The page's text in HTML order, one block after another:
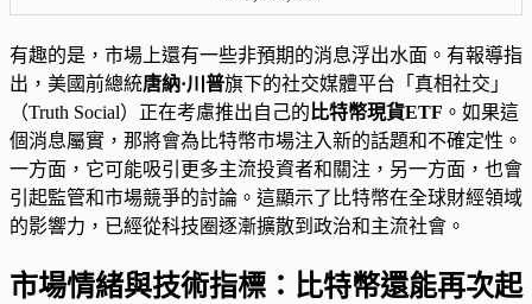
有趣的是，市場上還有一些非預期的消息浮出水面。有報導指
出，美國前總統唐納·川普旗下的社交媒體平台「真相社交」
（Truth Social）正在考慮推出自己的 比特幣現貨ETF 。如果這
個消息屬實，那將會為比特幣市場注入新的話題和不確定性。
一方面，它可能吸引更多主流投資者和關注，另一方面，也會
引起監管和市場競爭的討論。這顯示了比特幣在全球財經領域
的影響力，已經從科技圈逐漸擴散到政治和主流社會。
市場情緒與技術指標：比特幣還能再次起